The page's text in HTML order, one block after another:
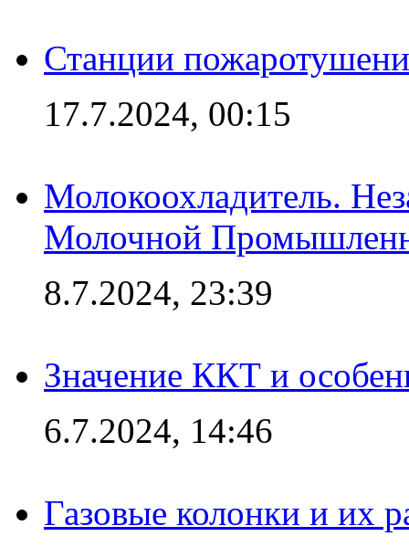
Станции
17.7.2024, 00:15
Молокоохладитель.
Молочной
8.7.2024, 23:39
Значение ККТ и
6.7.2024, 14:46
Газовые колонки и их